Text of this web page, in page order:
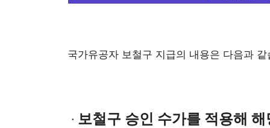
국가유공자 보철구 지급의 내용은 다음과 같
ㆍ 보철구 승인 수가를 적용해